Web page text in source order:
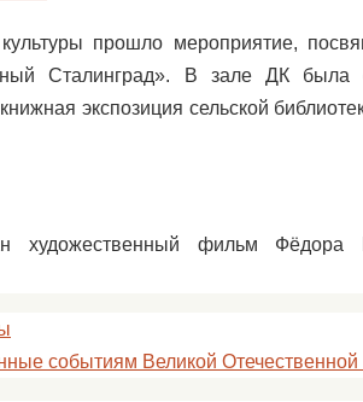
прошло мероприятие,
Сталинград». В зале ДК была
экспозиция сельской
художественный фильм Фёдора
событиям Великой